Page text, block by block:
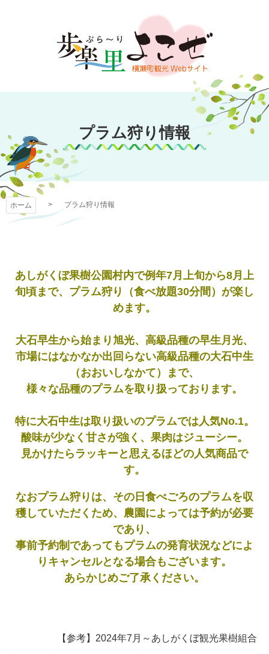
文
キ
プ
歩楽～里（ぶら～
り）よこぜ
プラム狩り情報
ホーム プラム狩り情報
あしがくぼ果樹公園村内で例年7月上旬から8月上
旬頃まで、プラム狩り（食べ放題30分間）が楽し
めます。
大石早生から始まり旭光、高級品種の早生月光、
市場にはなかなか出回らない高級品種の大石中生
（おおいしなかて）まで、
様々な品種のプラムを取り扱っております。
特に大石中生は取り扱いのプラムでは人気No.1。
酸味が少なく甘さが強く、果肉はジューシー。
見かけたらラッキーと思えるほどの人気商品で
す。
なおプラム狩りは、その日食べごろのプラムを収
穫していただくため、農園によっては予約が必要
であり、
事前予約制であってもプラムの発育状況などによ
りキャンセルとなる場合もございます。
あらかじめご了承ください。
【参考】2024年7月～あしがくぼ観光果樹組合